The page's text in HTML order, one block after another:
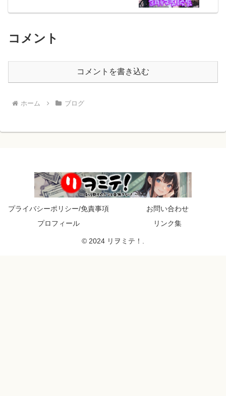
コメント
コメントを書き込む
ホーム ブログ
プライバシーポリシー/免責事項
お問い合わせ
プロフィール
リンク集
© 2024 リヲミテ！.